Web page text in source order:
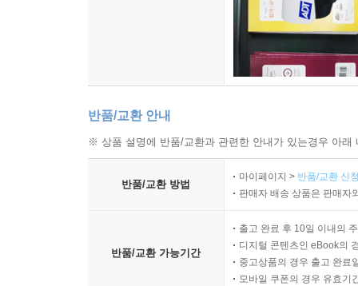
반품/교환 안내
※ 상품 설명에 반품/교환과 관련한 안내가 있는경우 아
반품/교환 방법
마이페이지 > 반품/교환 신
판매자 배송 상품은 판매자
반품/교환 가능기간
출고 완료 후 10일 이내의
디지털 콘텐츠인 eBook의
중고상품의 경우 출고 완료
모바일 쿠폰의 경우 유효기